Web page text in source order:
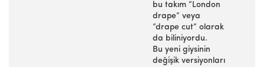
bu takım “London
drape” veya
“drape cut” olarak
da biliniyordu.
Bu yeni giysinin
değişik versiyonları